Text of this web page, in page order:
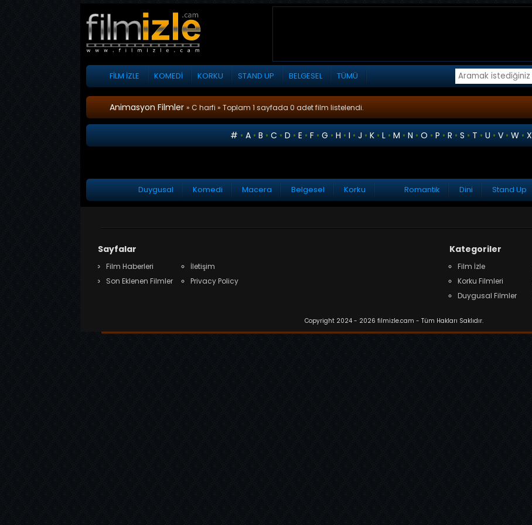
FİLM İZLE KOMEDİ KORKU STAND UP BELGESEL TÜMÜ
Animasyon Filmler » C harfi » Toplam 1 sayfada 0 adet film listelendi.
# • A • B • C • D • E • F • G • H • I • J • K • L • M • N • O • P • R • S • T • U • V • W • X
Duygusal Komedi Macera Belgesel Korku Romantik Dini Stand Up
Sayfalar
Film Haberleri
İletişim
Son Eklenen Filmler
Privacy Policy
Kategoriler
Film İzle
Korku Filmleri
Duygusal Filmler
Copyright 2024 - 2026 filmizle.cam - Tüm Hakları Saklıdır.